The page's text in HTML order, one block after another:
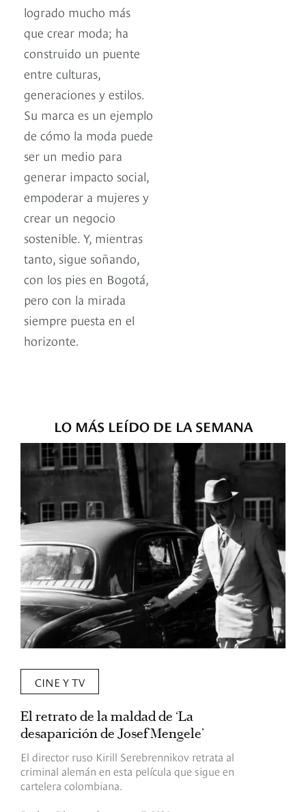
logrado mucho más
que crear moda; ha
construido un puente
entre culturas,
generaciones y estilos.
Su marca es un ejemplo
de cómo la moda puede
ser un medio para
generar impacto social,
empoderar a mujeres y
crear un negocio
sostenible. Y, mientras
tanto, sigue soñando,
con los pies en Bogotá,
pero con la mirada
siempre puesta en el
horizonte.
LO MÁS LEÍDO DE LA SEMANA
CINE Y TV
El retrato de la maldad de ‘La
desaparición de Josef Mengele’
El director ruso Kirill Serebrennikov retrata al
criminal alemán en esta película que sigue en
cartelera colombiana.